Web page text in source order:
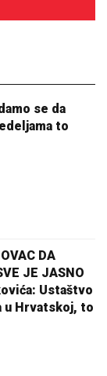
se da
to
DA
JE JASNO
Ustaštvo
u Hrvatskoj, to